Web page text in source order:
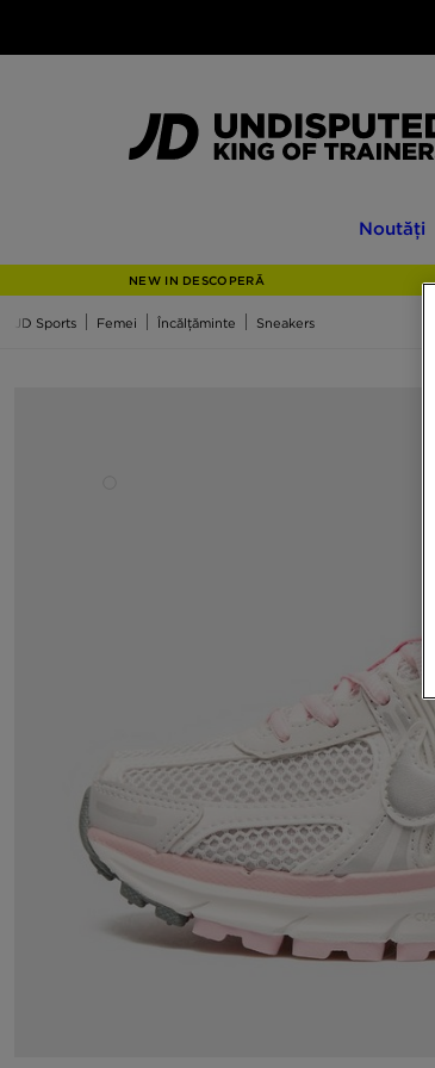
Noutăți
NEW IN DESCOPERĂ
JD Sports Femei Încălțăminte Sneakers